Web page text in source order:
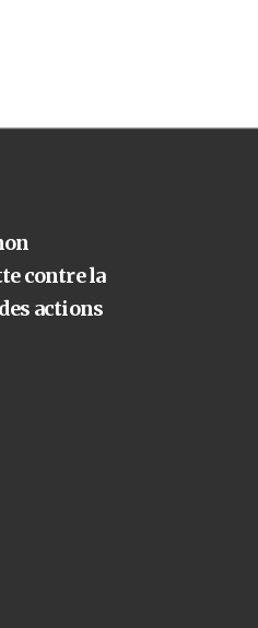
contre la
actions